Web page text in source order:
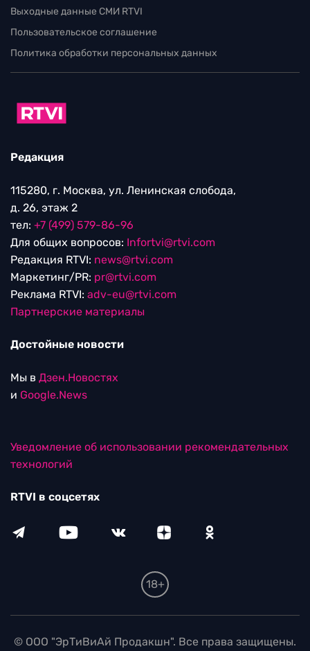
Выходные данные СМИ RTVI
Пользовательское соглашение
Политика обработки персональных данных
Редакция
115280, г. Москва, ул. Ленинская слобода,
д. 26, этаж 2
тел: +7 (499) 579-86-96
Для общих вопросов: Infortvi@rtvi.com
Редакция RTVI: news@rtvi.com
Маркетинг/PR: pr@rtvi.com
Реклама RTVI: adv-eu@rtvi.com
Партнерские материалы
Достойные новости
Мы в Дзен.Новостях
и Google.News
Уведомление об использовании рекомендательных
технологий
RTVI в соцсетях
18+
© ООО "ЭрТиВиАй Продакшн". Все права защищены.